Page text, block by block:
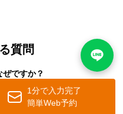
質問
ですか？
め通気性が悪く、汗が蒸発
との密着・摩擦が皮膚のバ
1分で入力完了
簡単Web予約